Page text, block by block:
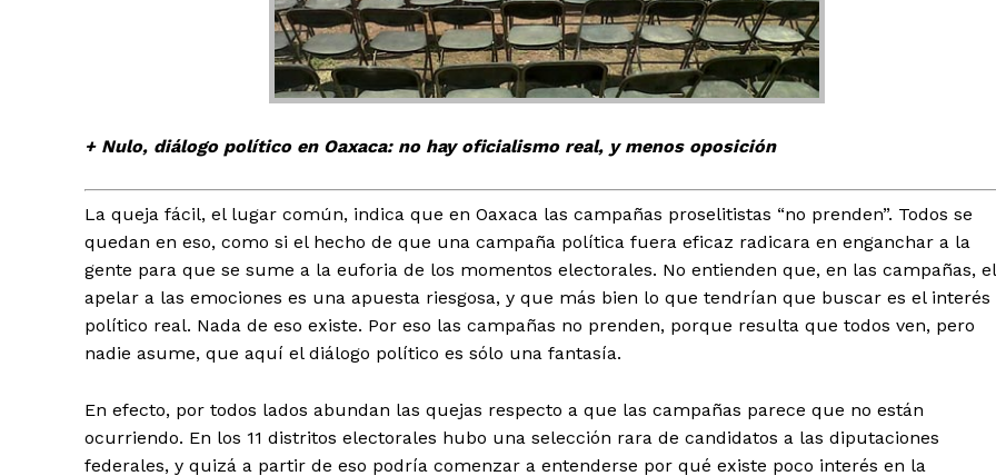
+ Todas las formas de lucha, potencialmente enlazadas
+ Nulo, diálogo político en Oaxaca: no hay oficialismo real, y menos oposición
La queja fácil, el lugar común, indica que en Oaxaca las campañas proselitistas “no prenden”. Todos se
quedan en eso, como si el hecho de que una campaña política fuera eficaz radicara en enganchar a la
gente para que se sume a la euforia de los momentos electorales. No entienden que, en las campañas, el
apelar a las emociones es una apuesta riesgosa, y que más bien lo que tendrían que buscar es el interés
político real. Nada de eso existe. Por eso las campañas no prenden, porque resulta que todos ven, pero
nadie asume, que aquí el diálogo político es sólo una fantasía.
En efecto, por todos lados abundan las quejas respecto a que las campañas parece que no están
ocurriendo. En los 11 distritos electorales hubo una selección rara de candidatos a las diputaciones
federales, y quizá a partir de eso podría comenzar a entenderse por qué existe poco interés en la